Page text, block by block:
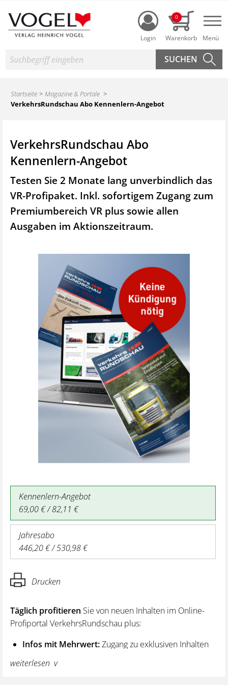
Login
0
Suche
Startseite
Magazine & Portale
VerkehrsRundschau Abo Kennenlern-Angebot
VerkehrsRundschau Abo
Kennenlern-Angebot
Testen Sie 2 Monate lang unverbindlich das
VR-Profipaket. Inkl. sofortigem Zugang zum
Premiumbereich VR plus sowie allen
Ausgaben im Aktionszeitraum.
Kennenlern-Angebot
69,00 € / 82,11 €
Jahresabo
446,20 € / 530,98 €
Drucken
Täglich profitieren Sie von neuen Inhalten im Online-
Profiportal VerkehrsRundschau plus:
Infos mit Mehrwert:Zugang zu exklusiven Inhalten
und Hintergrundwissen – von aktuellen Regelungen
wie z. B. bei den Lenk- und Ruhezeiten,
weiterlesen